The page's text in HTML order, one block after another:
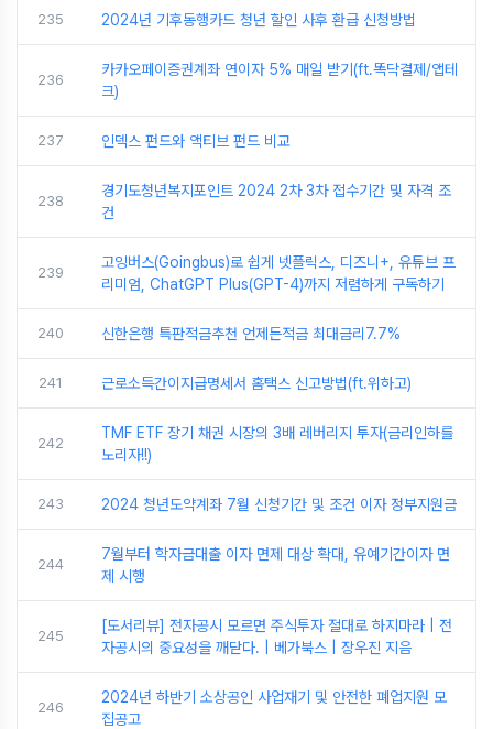
235 2024년 기후동행카드 청년 할인 사후 환급 신청방법
236
카카오페이증권계좌 연이자 5% 매일 받기(ft.똑닥결제/앱테
크)
237 인덱스 펀드와 액티브 펀드 비교
238
경기도청년복지포인트 2024 2차 3차 접수기간 및 자격 조
건
239
고잉버스(Goingbus)로 쉽게 넷플릭스, 디즈니+, 유튜브 프
리미엄, ChatGPT Plus(GPT-4)까지 저렴하게 구독하기
240 신한은행 특판적금추천 언제든적금 최대금리7.7%
241 근로소득간이지급명세서 홈택스 신고방법(ft.위하고)
242
TMF ETF 장기 채권 시장의 3배 레버리지 투자(금리인하를
노리자!!)
243 2024 청년도약계좌 7월 신청기간 및 조건 이자 정부지원금
244
7월부터 학자금대출 이자 면제 대상 확대, 유예기간이자 면
제 시행
245
[도서리뷰] 전자공시 모르면 주식투자 절대로 하지마라 | 전
자공시의 중요성을 깨닫다. | 베가북스 | 장우진 지음
246
2024년 하반기 소상공인 사업재기 및 안전한 폐업지원 모
집공고